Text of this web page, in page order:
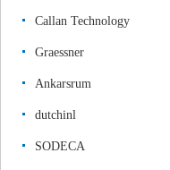
Callan Technology
Graessner
Ankarsrum
dutchinl
SODECA